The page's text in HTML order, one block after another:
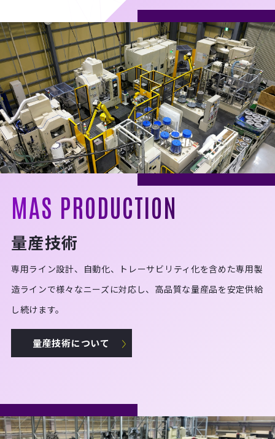
MAS PRODUCTION
量産技術
専用ライン設計、自動化、トレーサビリティ化を含めた専用製
造ラインで様々なニーズに対応し、高品質な量産品を安定供給
し続けます。
量産技術について